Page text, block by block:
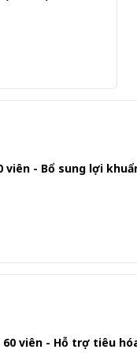
viên - Bổ sung lợi
60 viên - Hỗ trợ tiêu